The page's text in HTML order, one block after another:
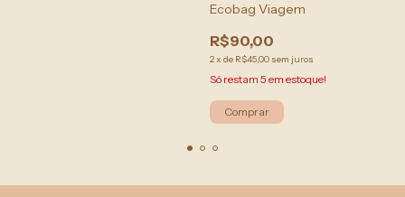
Ecobag Viagem
R$90,00
2x de R$45,00 sem juros
Só restam 5 em estoque!